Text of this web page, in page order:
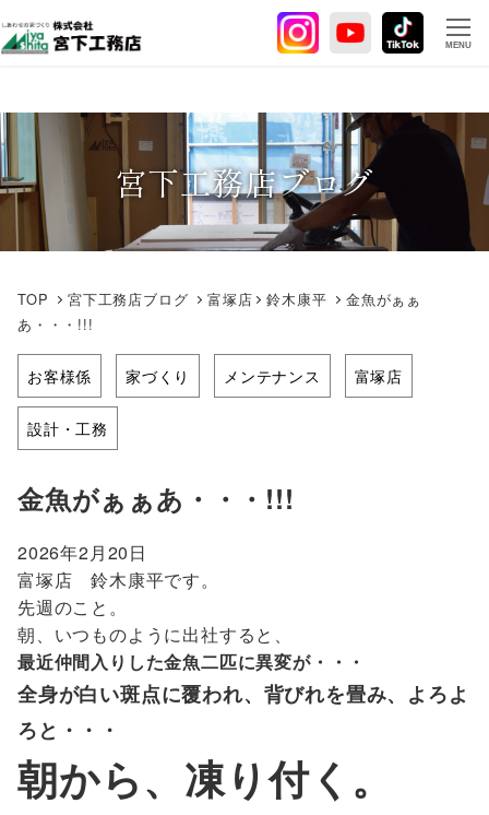
イ
ン
テ
ン
ツ
へ
移
MENU
宮下工務店ブログ
TOP 宮下工務店ブログ 富塚店 鈴木康平
金魚がぁぁ
あ・・・!!!
お客様係 家づくり メンテナンス 富塚店
設計・工務
金魚がぁぁあ・・・!!!
2026年2月20日
富塚店 鈴木康平です。
先週のこと。
朝、いつものように出社すると、
最近仲間入りした金魚二匹に異変が・・・
全身が白い斑点に覆われ、背びれを畳み、よろよ
ろと・・・
朝から、凍り付く。